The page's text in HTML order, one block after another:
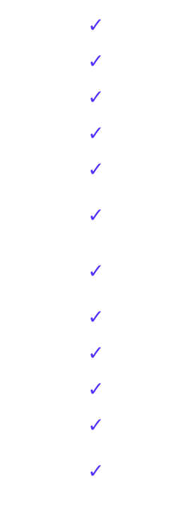
✓
✓
✓
✓
✓
✓
✓
✓
✓
✓
✓
✓